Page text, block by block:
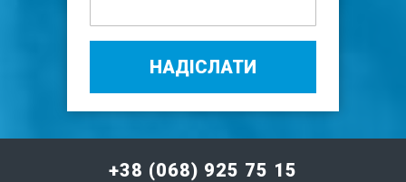
НАДІСЛАТИ
+38 (068) 925 75 15